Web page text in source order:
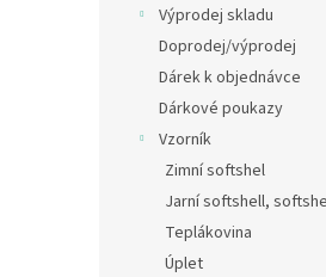
Výprodej skladu
Doprodej/výprodej
Dárek k objednávce
Dárkové poukazy
Vzorník
Zimní softshel
Jarní softshell,
Teplákovina
Úplet